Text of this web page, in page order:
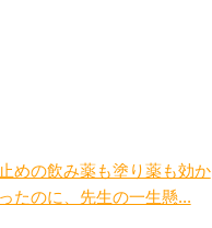
めの飲み薬も塗り薬も効か
たのに、先生の一生懸...